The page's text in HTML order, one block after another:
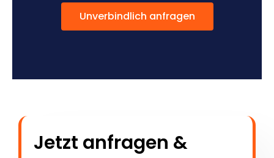
Unverbindlich anfragen
Jetzt anfragen &